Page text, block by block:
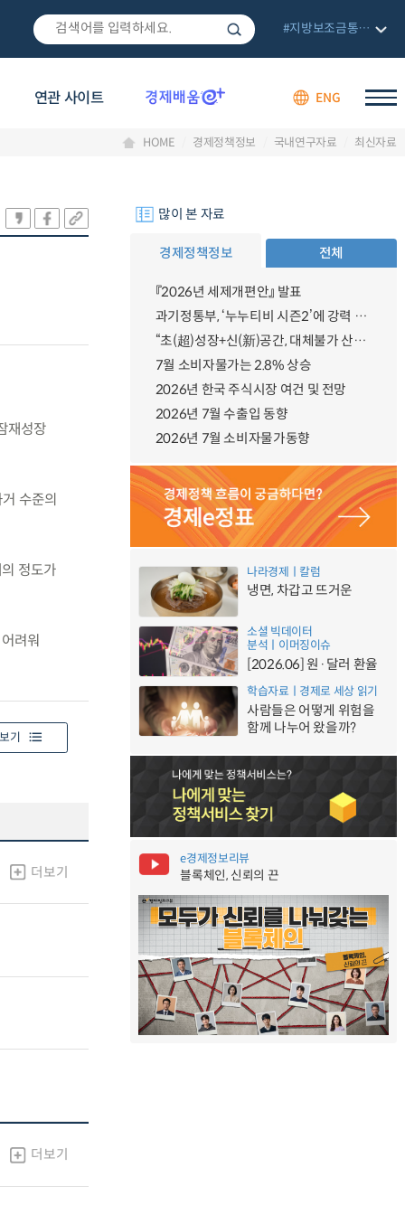
연관 사이트 ENG
#지방보조금통합관리망
HOME 경제정책정보 국내연구자료 최신자료
재성장
수준의
정도가
려워
기
더보기
더보기
많이 본 자료
경제정책정보 전체
『2026년 세제개편안』 발표
과기정통부, ‘누누티비 시즌2’에 강력 대응 의지 밝혀
“초(超)성장+신(新)공간, 대체불가 산업강국”
7월 소비자물가는 2.8% 상승
2026년 한국 주식시장 여건 및 전망
2026년 7월 수출입 동향
2026년 7월 소비자물가동향
나라경제ㅣ칼럼
냉면, 차갑고 뜨거운
소셜 빅데이터
분석ㅣ이머징이슈
[2026.06] 원·달러 환율
학습자료ㅣ경제로 세상 읽기
사람들은 어떻게 위험을
함께 나누어 왔을까?
e경제정보리뷰
블록체인, 신뢰의 끈